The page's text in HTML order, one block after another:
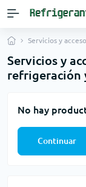
Servicios y
Servicios y
refrigeración
No hay
Continuar